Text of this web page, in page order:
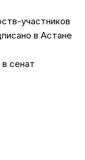
участников
в Астане
сенат